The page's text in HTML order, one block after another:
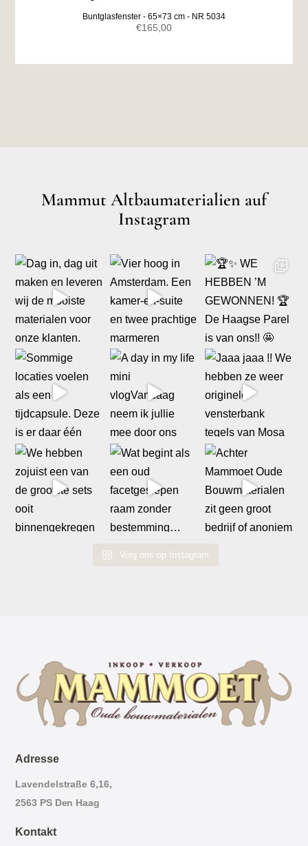
Buntglasfenster - 65×73 cm - NR 5034
€165,00
Mammut Altbaumaterialien auf
Instagram
Volg ons op Instagram
Adresse
Lavendelstraße 6,16,
2563 PS Den Haag
Kontakt